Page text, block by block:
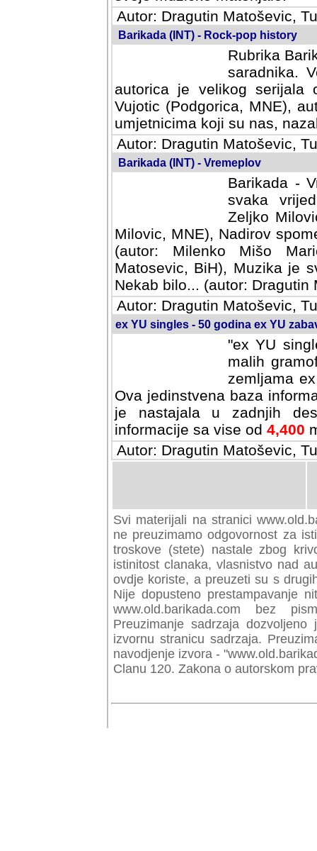
Autor: Dragutin Matoševic,
Barikada (INT) - Rock-pop history
Rubrika
saradnika.
autorica je velikog serijala
Vujotic (Podgorica, MNE),
umjetnicima koji su nas,
Autor: Dragutin Matoševic,
Barikada (INT) - Vremeplov
Barikada -
svaka
Milovic,
MNE), Nadirov spomenar
Milenko Mišo Maric, UK),
Muzika je svirala (autor:
(autor: Dragutin Matosevic,
Autor: Dragutin Matoševic,
ex YU singles - 50 godina ex YU
"ex YU
malih
zemljama
Ova jedinstvena baza
je nastajala u zadnjih
informacije sa vise od 4,400
Autor: Dragutin Matoševic,
Svi materijali na stranici
preuzimamo odgovornost za
troskove (stete) nastale zbog
istinitost clanaka, vlasnistvo nad
ovdje koriste, a preuzeti su s
Nije dopusteno prestampavanje
www.old.barikada.com bez
Preuzimanje sadrzaja
izvornu stranicu sadrzaja.
navodjenje izvora -
Clanu 120. Zakona o autorskom